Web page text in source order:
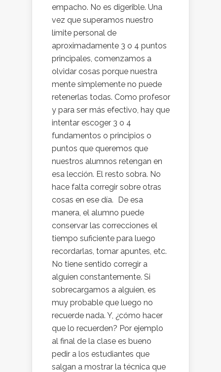
empacho. No es digerible. Una
vez que superamos nuestro
límite personal de
aproximadamente 3 o 4 puntos
principales, comenzamos a
olvidar cosas porque nuestra
mente simplemente no puede
retenerlas todas. Como profesor
y para ser más efectivo, hay que
intentar escoger 3 o 4
fundamentos o principios o
puntos que queremos que
nuestros alumnos retengan en
esa lección. El resto sobra. No
hace falta corregir sobre otras
cosas en ese día. De esa
manera, el alumno puede
conservar las correcciones el
tiempo suficiente para luego
recordarlas, tomar apuntes, etc.
No tiene sentido corregir a
alguien constantemente. Si
sobrecargamos a alguien, es
muy probable que luego no
recuerde nada. Y, ¿cómo hacer
que lo recuerden? Por ejemplo
al final de la clase es bueno
pedir a los estudiantes que
salgan a mostrar la técnica que